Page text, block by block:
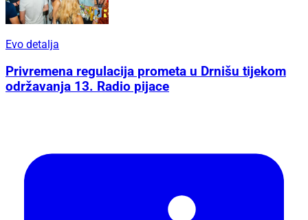
Evo detalja
Privremena regulacija prometa u Drnišu tijekom
održavanja 13. Radio pijace